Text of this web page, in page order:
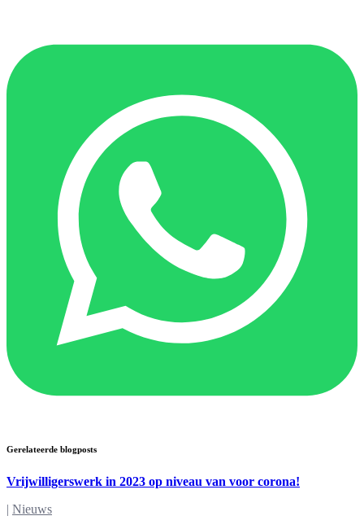
Gerelateerde blogposts
Vrijwilligerswerk in 2023 op niveau van voor corona!
| Nieuws